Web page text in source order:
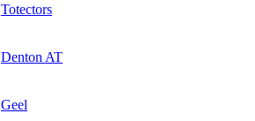
Totectors
Denton AT
Geel